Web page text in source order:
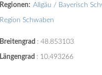
Regionen: Allgäu / Bayerisch
Region Schwaben
Breitengrad :48.853103
Längengrad : 10.493266